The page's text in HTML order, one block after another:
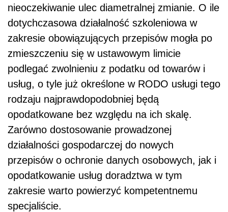
nieoczekiwanie ulec diametralnej zmianie. O ile
dotychczasowa działalność szkoleniowa w
zakresie obowiązujących przepisów mogła po
zmieszczeniu się w ustawowym limicie
podlegać zwolnieniu z podatku od towarów i
usług, o tyle już określone w RODO usługi tego
rodzaju najprawdopodobniej będą
opodatkowane bez względu na ich skalę.
Zarówno dostosowanie prowadzonej
działalności gospodarczej do nowych
przepisów o ochronie danych osobowych, jak i
opodatkowanie usług doradztwa w tym
zakresie warto powierzyć kompetentnemu
specjaliście.